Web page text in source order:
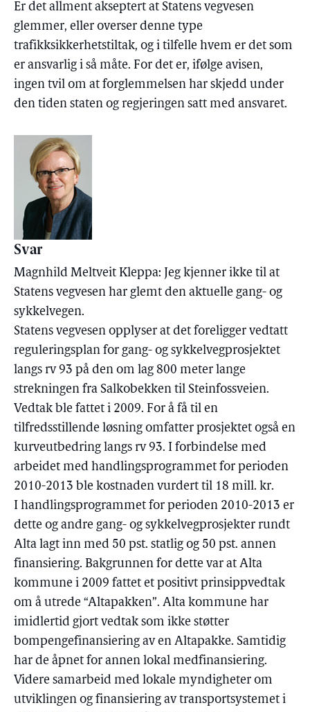
Er det allment akseptert at Statens vegvesen
glemmer, eller overser denne type
trafikksikkerhetstiltak, og i tilfelle hvem er det som
er ansvarlig i så måte. For det er, ifølge avisen,
ingen tvil om at forglemmelsen har skjedd under
den tiden staten og regjeringen satt med ansvaret.
Svar
Magnhild Meltveit Kleppa: Jeg kjenner ikke til at
Statens vegvesen har glemt den aktuelle gang- og
sykkelvegen.
Statens vegvesen opplyser at det foreligger vedtatt
reguleringsplan for gang- og sykkelvegprosjektet
langs rv 93 på den om lag 800 meter lange
strekningen fra Salkobekken til Steinfossveien.
Vedtak ble fattet i 2009. For å få til en
tilfredsstillende løsning omfatter prosjektet også en
kurveutbedring langs rv 93. I forbindelse med
arbeidet med handlingsprogrammet for perioden
2010-2013 ble kostnaden vurdert til 18 mill. kr.
I handlingsprogrammet for perioden 2010-2013 er
dette og andre gang- og sykkelvegprosjekter rundt
Alta lagt inn med 50 pst. statlig og 50 pst. annen
finansiering. Bakgrunnen for dette var at Alta
kommune i 2009 fattet et positivt prinsippvedtak
om å utrede “Altapakken”. Alta kommune har
imidlertid gjort vedtak som ikke støtter
bompengefinansiering av en Altapakke. Samtidig
har de åpnet for annen lokal medfinansiering.
Videre samarbeid med lokale myndigheter om
utviklingen og finansiering av transportsystemet i